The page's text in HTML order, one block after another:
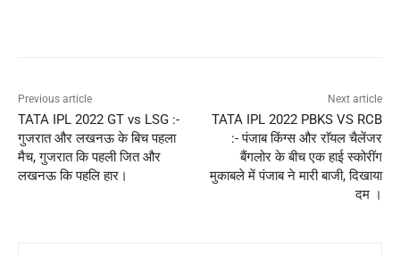
Previous article
TATA IPL 2022 GT vs LSG :-
गुजरात और लखनऊ के बिच पहला
मैच, गुजरात कि पहली जित और
लखनऊ कि पहलि हार।
Next article
TATA IPL 2022 PBKS VS RCB
:- पंजाब किंग्स और राॅयल चैलेंजर
बैंगलोर के बीच एक हाई स्कोरींग
मुकाबले में पंजाब ने मारी बाजी, दिखाया
दम ।